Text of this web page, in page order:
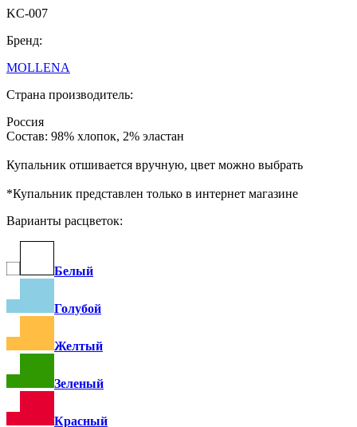
KC-007
Бренд:
MOLLENA
Страна производитель:
Россия
Состав: 98% хлопок, 2% эластан
Купальник отшивается вручную, цвет можно выбрать
*Купальник представлен только в интернет магазине
Варианты расцветок:
Белый
Голубой
Желтый
Зеленый
Красный